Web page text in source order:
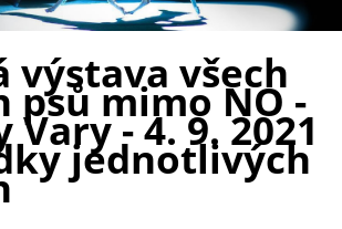
výstava všech
psů mimo NO -
Vary - 4. 9. 2021
jednotlivých